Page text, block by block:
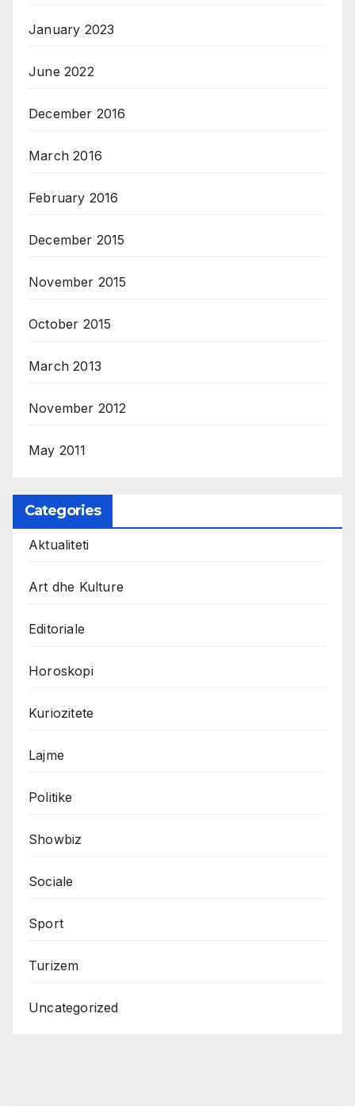
January 2023
June 2022
December 2016
March 2016
February 2016
December 2015
November 2015
October 2015
March 2013
November 2012
May 2011
Categories
Aktualiteti
Art dhe Kulture
Editoriale
Horoskopi
Kuriozitete
Lajme
Politike
Showbiz
Sociale
Sport
Turizem
Uncategorized